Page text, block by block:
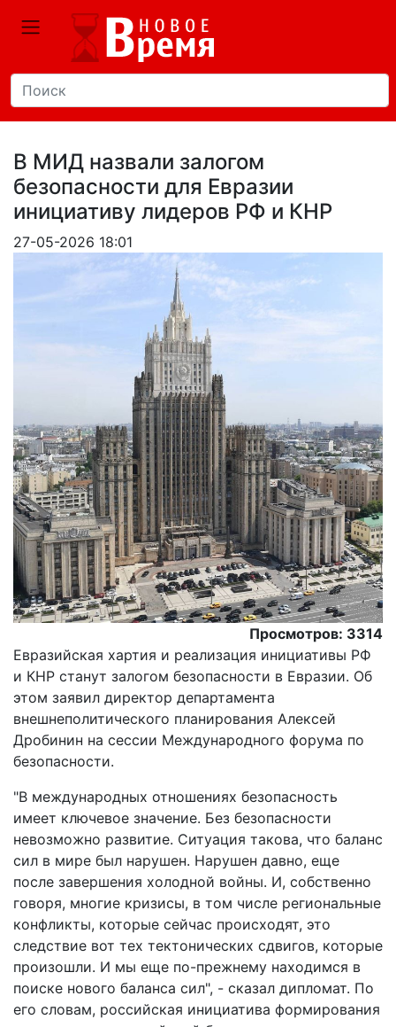
В МИД назвали залогом
безопасности для Евразии
инициативу лидеров РФ и КНР
27-05-2026 18:01
Просмотров: 3314
Евразийская хартия и реализация инициативы РФ
и КНР станут залогом безопасности в Евразии. Об
этом заявил директор департамента
внешнеполитического планирования Алексей
Дробинин на сессии Международного форума по
безопасности.
"В международных отношениях безопасность
имеет ключевое значение. Без безопасности
невозможно развитие. Ситуация такова, что баланс
сил в мире был нарушен. Нарушен давно, еще
после завершения холодной войны. И, собственно
говоря, многие кризисы, в том числе региональные
конфликты, которые сейчас происходят, это
следствие вот тех тектонических сдвигов, которые
произошли. И мы еще по-прежнему находимся в
поиске нового баланса сил", - сказал дипломат. По
его словам, российская инициатива формирования